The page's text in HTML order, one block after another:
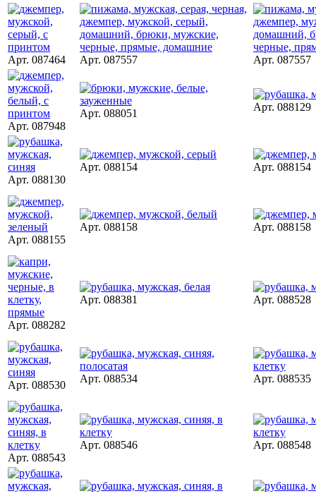
Арт. 087464 Арт. 087557 Арт. 087557
Арт. 087948
Арт. 088051
Арт. 088129
Арт. 088130
Арт. 088154 Арт. 088154
Арт. 088155
Арт. 088158 Арт. 088158
Арт. 088282
Арт. 088381 Арт. 088528
Арт. 088530
Арт. 088534 Арт. 088535
Арт. 088543
Арт. 088546 Арт. 088548